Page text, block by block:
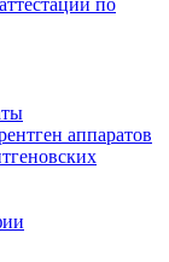
по
аппаратов